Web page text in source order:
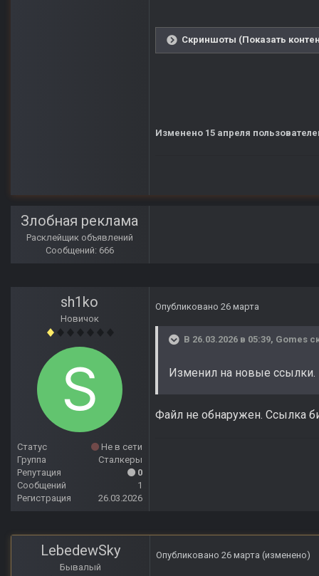
Скриншоты (Показать
Изменено 15 апреля
Злобная реклама
Расклейщик объявлений
Сообщений: 666
sh1ko
Новичок
Статус
Не в сети
Группа
Сталкеры
Репутация
0
Сообщений
1
Регистрация
26.03.2026
Опубликовано 26 марта
В 26.03.2026 в 05:39, Gomes
Изменил на новые ссылки.
Файл не обнаружен. Ссылка
LebedewSky
Бывалый
Опубликовано 26 марта (изменено)